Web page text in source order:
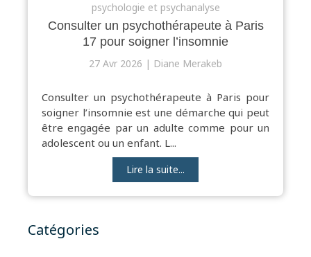
psychologie et psychanalyse
Consulter un psychothérapeute à Paris
17 pour soigner l’insomnie
27 Avr 2026 Diane Merakeb
Consulter un psychothérapeute à Paris pour
soigner l’insomnie est une démarche qui peut
être engagée par un adulte comme pour un
adolescent ou un enfant. L...
Lire la suite...
Catégories